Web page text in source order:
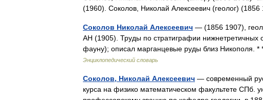
(1960). Соколов, Николай Алексеевич (геолог)
Соколов Николай Алексеевич — (1856 1907),
АН (1905). Труды по стратиграфии
фауну); описал марганцевые руды близ
Энциклопедический словарь
Соколов, Николай Алексеевич — современный
курса на физико математическом факультете СПб.